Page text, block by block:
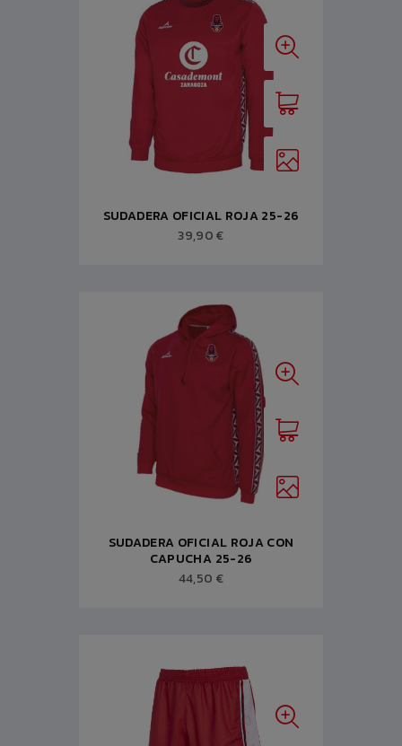
SUDADERA OFICIAL ROJA 25-26
39,90 €
SUDADERA OFICIAL ROJA CON
CAPUCHA 25-26
44,50 €